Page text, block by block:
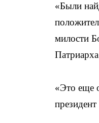
«Были
милости
«Это еще